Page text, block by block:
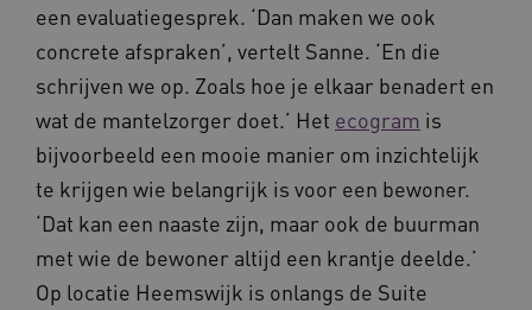
een evaluatiegesprek. ‘Dan maken we ook
concrete afspraken’, vertelt Sanne. ‘En die
schrijven we op. Zoals hoe je elkaar benadert en
wat de mantelzorger doet.’ Het ecogram is
bijvoorbeeld een mooie manier om inzichtelijk
te krijgen wie belangrijk is voor een bewoner.
‘Dat kan een naaste zijn, maar ook de buurman
met wie de bewoner altijd een krantje deelde.’
Op locatie Heemswijk is onlangs de Suite
CookieScriptConsent
CookieScript
www.waardigheidentrots.nl
AWSALBCORS
Amazon.com Inc.